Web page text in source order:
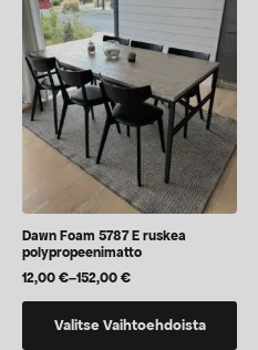
voidaan
valita
tuotteen
sivulla
Dawn Foam 5787 E ruskea
polypropeenimatto
12,00€–152,00€
Hintaluokka:
12,00 €
152,00 €
Valitse Vaihtoehdoista
tuotteella